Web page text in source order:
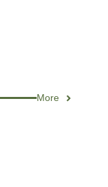
More